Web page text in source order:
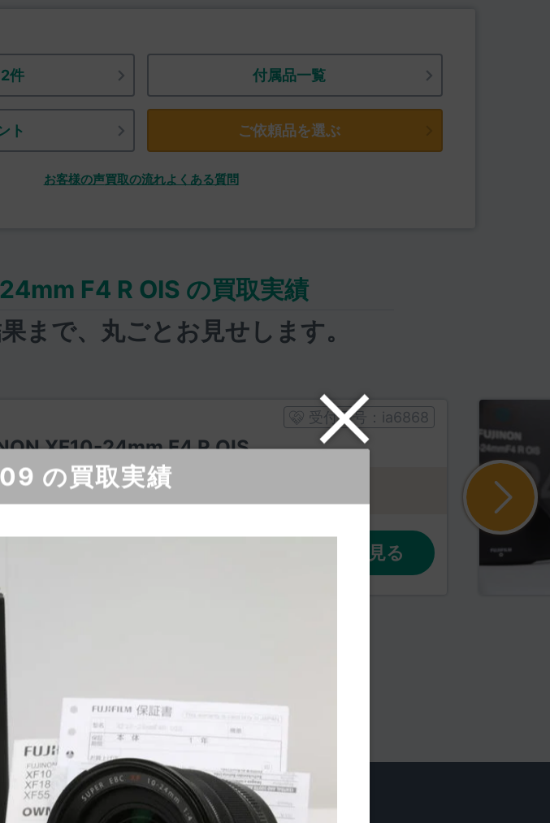
件 付属品一覧
ト ご依頼品を選ぶ
お客様の声買取の流れよくある質問
F4 R OIS の買取実績
まで、 丸ごとお見せします。
受付番号： ia6868
XF10-24mm F4 R OIS
欠品なし
：60,500円
買取内容の詳細を見る
の買取実績
なくすために